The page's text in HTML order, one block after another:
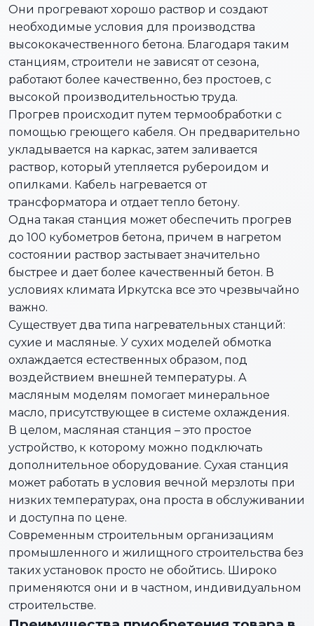
Они прогревают хорошо раствор и создают
необходимые условия для производства
высококачественного бетона. Благодаря таким
станциям, строители не зависят от сезона,
работают более качественно, без простоев, с
высокой производительностью труда.
Прогрев происходит путем термообработки с
помощью греющего кабеля. Он предварительно
укладывается на каркас, затем заливается
раствор, который утепляется рубероидом и
опилками. Кабель нагревается от
трансформатора и отдает тепло бетону.
Одна такая станция может обеспечить прогрев
до 100 кубометров бетона, причем в нагретом
состоянии раствор застывает значительно
быстрее и дает более качественный бетон. В
условиях климата Иркутска все это чрезвычайно
важно.
Существует два типа нагревательных станций:
сухие и масляные. У сухих моделей обмотка
охлаждается естественных образом, под
воздействием внешней температуры. А
масляным моделям помогает минеральное
масло, присутствующее в системе охлаждения.
В целом, масляная станция – это простое
устройство, к которому можно подключать
дополнительное оборудование. Сухая станция
может работать в условия вечной мерзлоты при
низких температурах, она проста в обслуживании
и доступна по цене.
Современным строительным организациям
промышленного и жилищного строительства без
таких установок просто не обойтись. Широко
применяются они и в частном, индивидуальном
строительстве.